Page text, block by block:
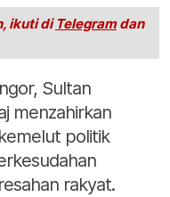
ikuti di Telegramdan
Sultan
menzahirkan
politik
rakyat.